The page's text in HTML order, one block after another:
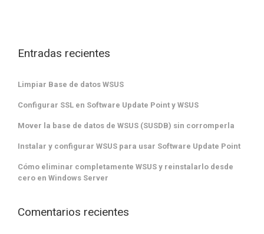
Entradas recientes
Limpiar Base de datos WSUS
Configurar SSL en Software Update Point y WSUS
Mover la base de datos de WSUS (SUSDB) sin corromperla
Instalar y configurar WSUS para usar Software Update Point
Cómo eliminar completamente WSUS y reinstalarlo desde
cero en Windows Server
Comentarios recientes